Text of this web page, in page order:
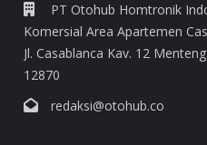
PT Otohub Homtronik
Komersial Area Apartemen
Jl. Casablanca Kav. 12
12870
redaksi@otohub.co